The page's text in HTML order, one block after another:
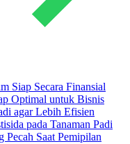
Siap Secara Finansial
Optimal untuk Bisnis
agar Lebih Efisien
pada Tanaman Padi
Saat Pemipilan